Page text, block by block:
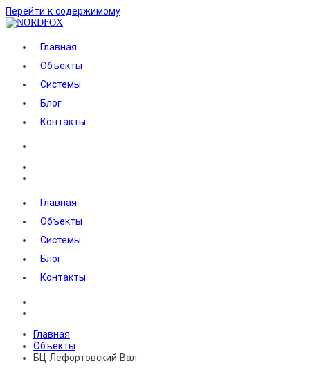
Перейти к содержимому
NORDFOXГлавная
Объекты
Системы
Блог
Контакты
Главная
Объекты
Системы
Блог
Контакты
Главная
Объекты
БЦ Лефортовский Вал